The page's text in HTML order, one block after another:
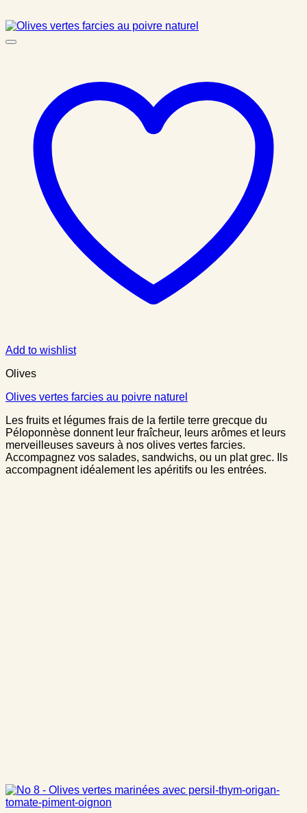
Add to wishlist
Olives
Olives vertes farcies au poivre naturel
Les fruits et légumes frais de la fertile terre grecque du
Péloponnèse donnent leur fraîcheur, leurs arômes et leurs
merveilleuses saveurs à nos olives vertes farcies.
Accompagnez vos salades, sandwichs, ou un plat grec. Ils
accompagnent idéalement les apéritifs ou les entrées.